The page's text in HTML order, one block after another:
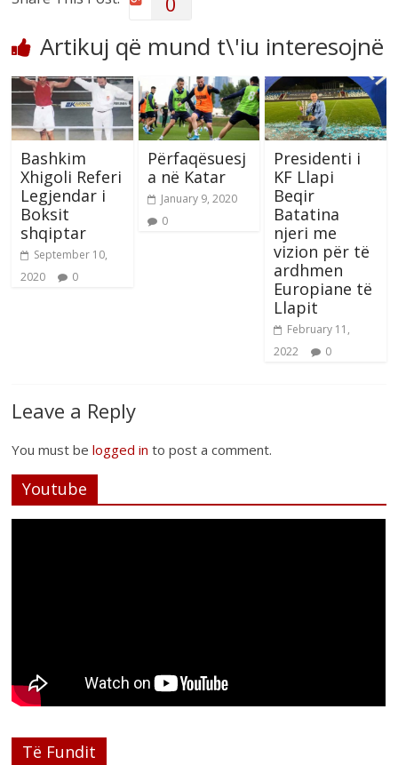
Artikuj që mund t\'iu interesojnë
Bashkim
Xhigoli Referi
Legjendar i
Boksit
shqiptar
September 10,
2020
0
Përfaqësuesj
a në Katar
January 9, 2020
0
Presidenti i
KF Llapi
Beqir
Batatina
njeri me
vizion për të
ardhmen
Europiane të
Llapit
February 11,
2022
0
Leave a Reply
You must belogged in to post a comment.
Youtube
Të Fundit